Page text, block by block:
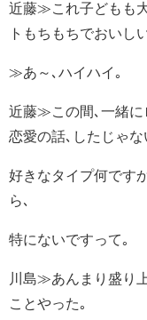
近藤≫これ子どもも
トもちもちでおいし
≫あ～､ハイハイ｡
近藤≫この間､一緒に
恋愛の話､したじゃな
好きなタイプ何です
ら､
特にないですって｡
川島≫あんまり盛り
ことやった｡